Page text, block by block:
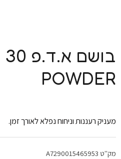
POWDER
מעניק רעננות וניחוח נפלא לאורך זמן.
מק"ט A7290015465953